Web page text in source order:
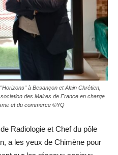
à Besançon et Alain Chrétien,
des Maires de France en charge
et du commerce ©YQ
Radiologie et Chef du pôle
a les yeux de Chimène pour